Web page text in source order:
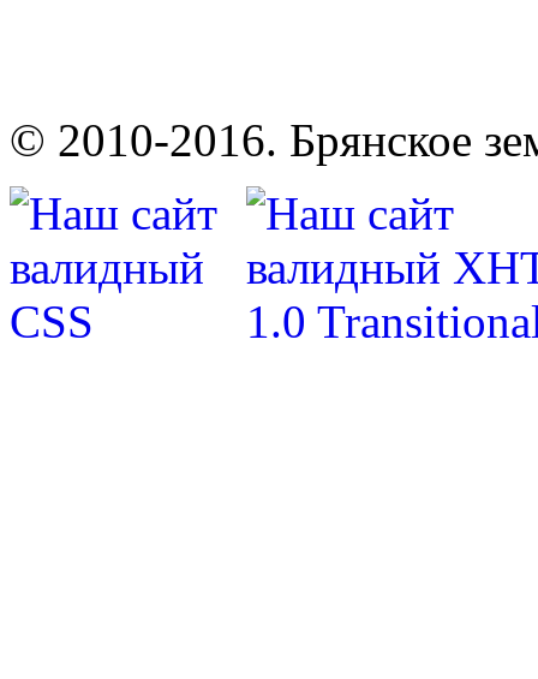
© 2010-2016. Брянское